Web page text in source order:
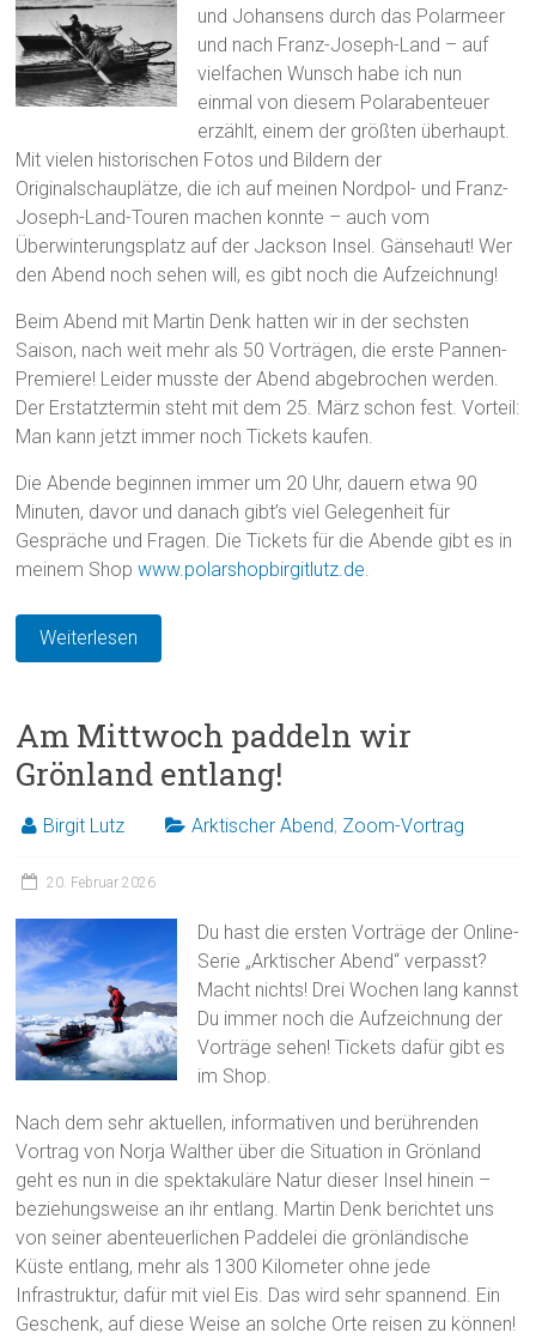
und Johansens durch das Polarmeer
und nach Franz-Joseph-Land – auf
vielfachen Wunsch habe ich nun
einmal von diesem Polarabenteuer
erzählt, einem der größten überhaupt.
Mit vielen historischen Fotos und Bildern der
Originalschauplätze, die ich auf meinen Nordpol- und Franz-
Joseph-Land-Touren machen konnte – auch vom
Überwinterungsplatz auf der Jackson Insel. Gänsehaut! Wer
den Abend noch sehen will, es gibt noch die Aufzeichnung!
Beim Abend mit Martin Denk hatten wir in der sechsten
Saison, nach weit mehr als 50 Vorträgen, die erste Pannen-
Premiere! Leider musste der Abend abgebrochen werden.
Der Erstatztermin steht mit dem 25. März schon fest. Vorteil:
Man kann jetzt immer noch Tickets kaufen.
Die Abende beginnen immer um 20 Uhr, dauern etwa 90
Minuten, davor und danach gibt’s viel Gelegenheit für
Gespräche und Fragen. Die Tickets für die Abende gibt es in
meinem Shopwww.polarshopbirgitlutz.de.
Weiterlesen
Am Mittwoch paddeln wir
Grönland entlang!
Birgit Lutz Arktischer Abend, Zoom-Vortrag
20. Februar 2026
Du hast die ersten Vorträge der Online-
Serie „Arktischer Abend“ verpasst?
Macht nichts! Drei Wochen lang kannst
Du immer noch die Aufzeichnung der
Vorträge sehen! Tickets dafür gibt es
im Shop.
Nach dem sehr aktuellen, informativen und berührenden
Vortrag von Norja Walther über die Situation in Grönland
geht es nun in die spektakuläre Natur dieser Insel hinein –
beziehungsweise an ihr entlang. Martin Denk berichtet uns
von seiner abenteuerlichen Paddelei die grönländische
Küste entlang, mehr als 1300 Kilometer ohne jede
Infrastruktur, dafür mit viel Eis. Das wird sehr spannend. Ein
Geschenk, auf diese Weise an solche Orte reisen zu können!